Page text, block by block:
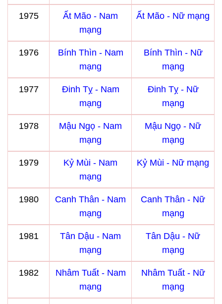
1975
Ất Mão - Nam
mạng
Ất Mão - Nữ mạng
1976
Bính Thìn - Nam
mạng
Bính Thìn - Nữ
mạng
1977
Đinh Tỵ - Nam
mạng
Đinh Tỵ - Nữ
mạng
1978
Mậu Ngọ - Nam
mạng
Mậu Ngọ - Nữ
mạng
1979
Kỷ Mùi - Nam
mạng
Kỷ Mùi - Nữ mạng
1980
Canh Thân - Nam
mạng
Canh Thân - Nữ
mạng
1981
Tân Dậu - Nam
mạng
Tân Dậu - Nữ
mạng
1982
Nhâm Tuất - Nam
mạng
Nhâm Tuất - Nữ
mạng